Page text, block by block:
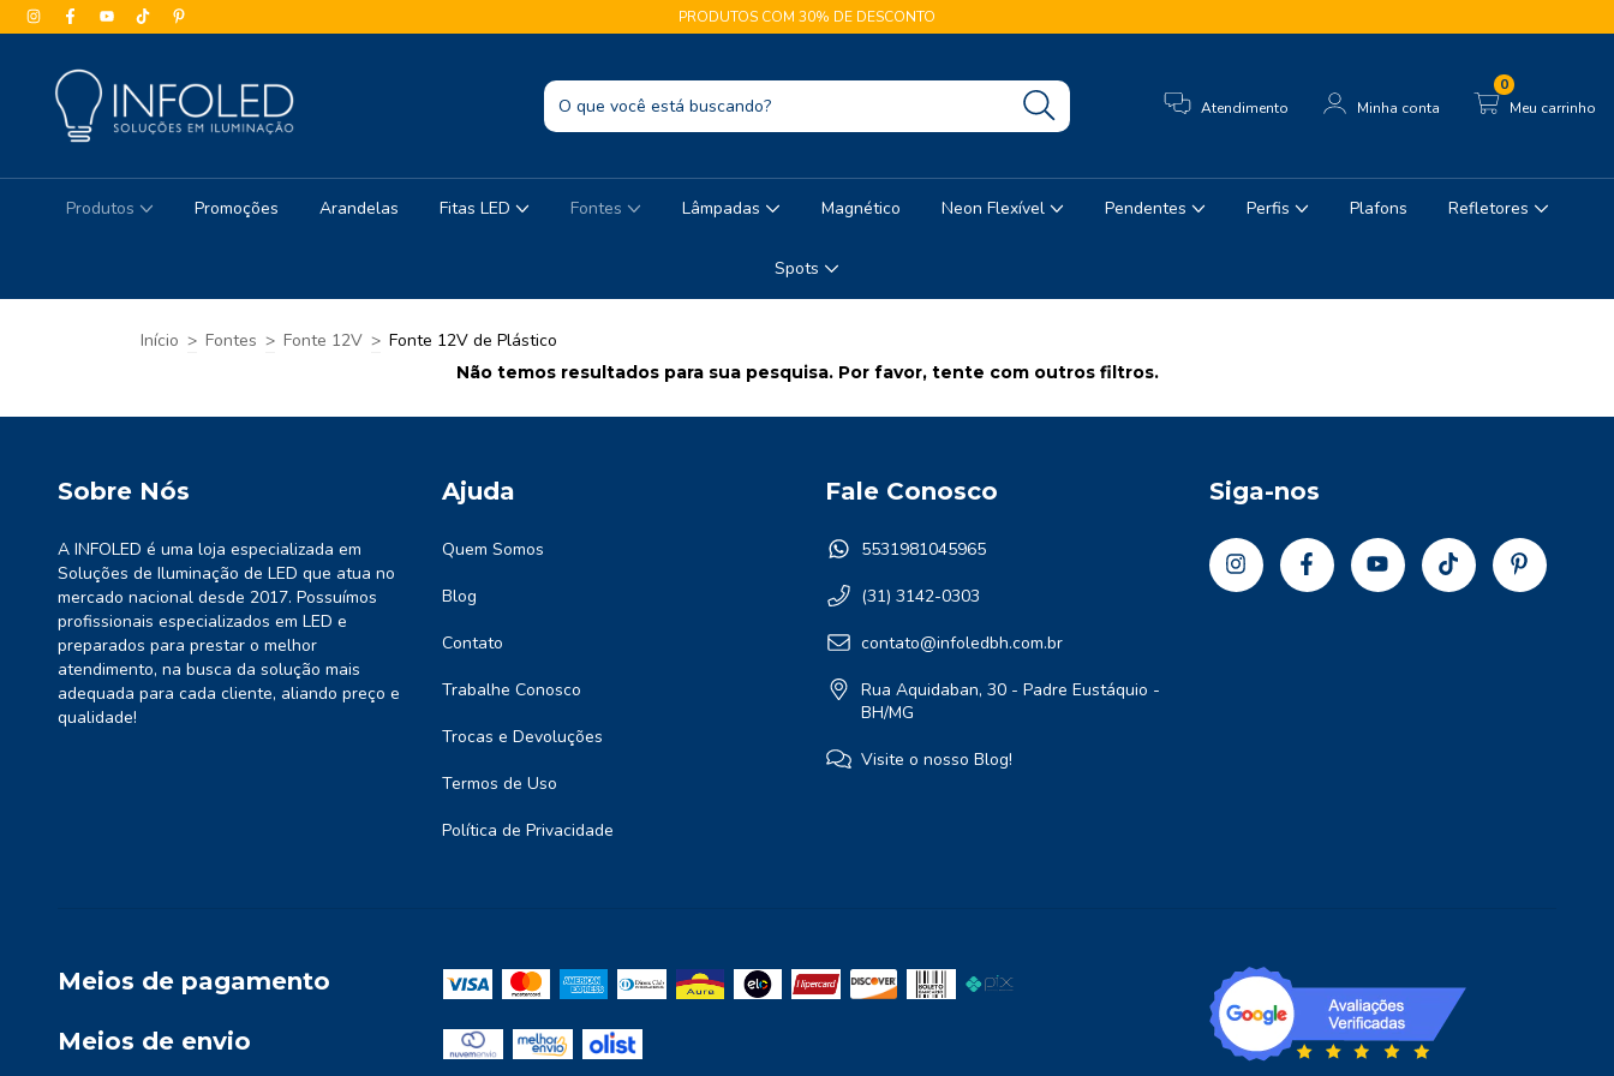
PRODUTOS COM 30% DE DESCONTO
Atendimento Minha conta Meu carrinho
0
Produtos Promoções Arandelas Fitas LED Fontes Lâmpadas Magnético Neon Flexível Pendentes Perfis Plafons Refletores
Spots
Início > Fontes > Fonte 12V > Fonte 12V de Plástico
Não temos resultados para sua pesquisa. Por favor, tente com outros filtros.
Sobre Nós
A INFOLED é uma loja especializada em
Soluções de Iluminação de LED que atua no
mercado nacional desde 2017. Possuímos
profissionais especializados em LED e
preparados para prestar o melhor
atendimento, na busca da solução mais
adequada para cada cliente, aliando preço e
qualidade!
Ajuda
Quem Somos
Blog
Contato
Trabalhe Conosco
Trocas e Devoluções
Termos de Uso
Política de Privacidade
Fale Conosco
5531981045965
(31) 3142-0303
contato@infoledbh.com.br
Rua Aquidaban, 30 - Padre Eustáquio -
BH/MG
Visite o nosso Blog!
Siga-nos
Meios de pagamento
Meios de envio